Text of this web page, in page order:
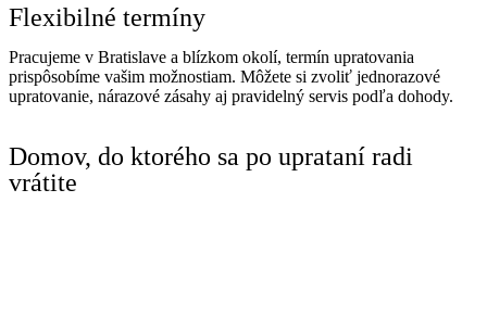
Flexibilné termíny
Pracujeme v Bratislave a blízkom okolí, termín upratovania
prispôsobíme vašim možnostiam. Môžete si zvoliť jednorazové
upratovanie, nárazové zásahy aj pravidelný servis podľa dohody.
Domov, do ktorého sa po uprataní radi
vrátite